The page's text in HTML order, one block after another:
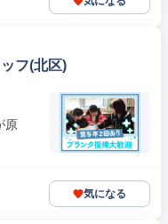
フ(北区)
原
気になる